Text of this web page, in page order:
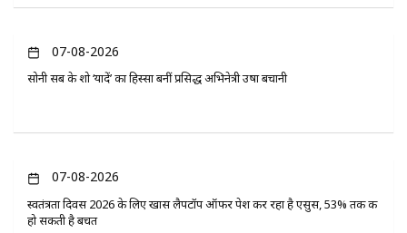
07-08-2026
सोनी सब के शो ‘यादें’ का हिस्सा बनीं प्रसिद्ध अभिनेत्री उषा बचानी
07-08-2026
स्वतंत्रता दिवस 2026 के लिए खास लैपटॉप ऑफर पेश कर रहा है एसुस, 53% तक की
हो सकती है बचत